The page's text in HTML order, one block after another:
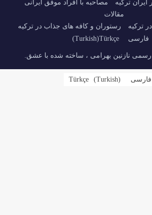
ترکیه
مصاحبه با افراد موفق ایرانی
مقالات
ترکیه
رستوران و کافه های جذاب در ترکیه
فارسی
Türkçe
(
Turkish
)
فارسی Türkçe (Turkish)